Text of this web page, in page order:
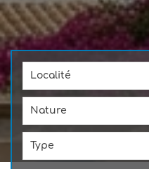
Localité
Nature
Type